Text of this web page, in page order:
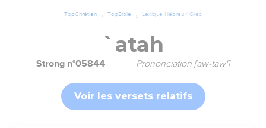
TopChrétien TopBible Lexique Hébreu / Grec
`atah
Strong n°05844 Prononciation [aw-taw']
Voir les versets relatifs